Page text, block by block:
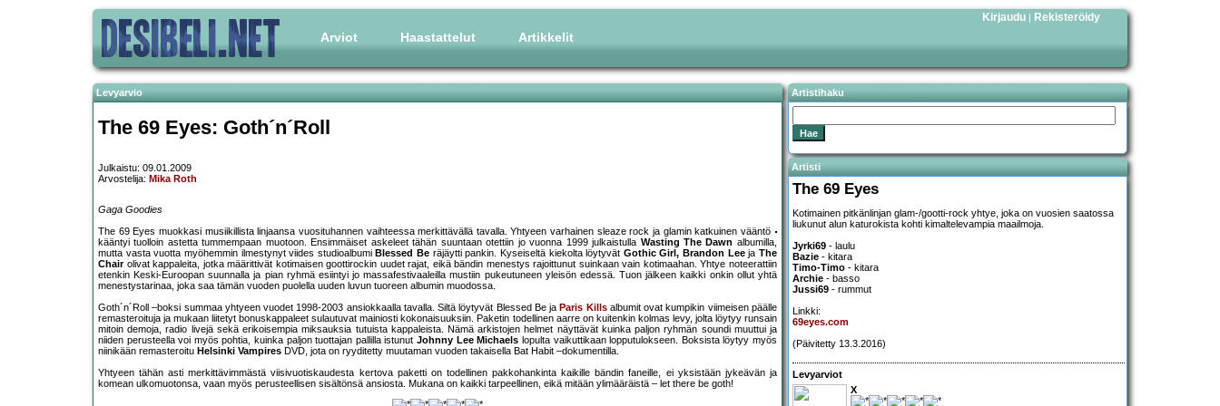
Arviot Haastattelut Artikkelit
Kirjaudu | Rekisteröidy
Levyarvio
The 69 Eyes: Goth´n´Roll
Julkaistu: 09.01.2009
Arvostelija: Mika Roth
Gaga Goodies
The 69 Eyes muokkasi musiikillista linjaansa vuosituhannen vaihteessa merkittävällä tavalla. Yhtyeen varhainen sleaze rock ja glamin katkuinen vääntö
kääntyi tuolloin astetta tummempaan muotoon. Ensimmäiset askeleet tähän suuntaan otettiin jo vuonna 1999 julkaistulla Wasting The Dawn albumilla,
mutta vasta vuotta myöhemmin ilmestynyt viides studioalbumi Blessed Be räjäytti pankin. Kyseiseltä kiekolta löytyvät Gothic Girl, Brandon Leeja The
Chairolivat kappaleita, jotka määrittivät kotimaisen goottirockin uudet rajat, eikä bändin menestys rajoittunut suinkaan vain kotimaahan. Yhtye noteerattiin
etenkin Keski-Euroopan suunnalla ja pian ryhmä esiintyi jo massafestivaaleilla mustiin pukeutuneen yleisön edessä. Tuon jälkeen kaikki onkin ollut yhtä
menestystarinaa, joka saa tämän vuoden puolella uuden luvun tuoreen albumin muodossa.
Goth´n´Roll –boksi summaa yhtyeen vuodet 1998-2003 ansiokkaalla tavalla. Siltä löytyvät Blessed Be ja Paris Killsalbumit ovat kumpikin viimeisen päälle
remasteroituja ja mukaan liitetyt bonuskappaleet sulautuvat mainiosti kokonaisuuksiin. Paketin todellinen aarre on kuitenkin kolmas levy, jolta löytyy runsain
mitoin demoja, radio livejä sekä erikoisempia miksauksia tutuista kappaleista. Nämä arkistojen helmet näyttävät kuinka paljon ryhmän soundi muuttui ja
niiden perusteella voi myös pohtia, kuinka paljon tuottajan pallilla istunutJohnny Lee Michaels lopulta vaikuttikaan lopputulokseen. Boksista löytyy myös
niinikään remasteroitu Helsinki Vampires DVD, jota on ryyditetty muutaman vuoden takaisella Bat Habit –dokumentilla.
Yhtyeen tähän asti merkittävimmästä viisivuotiskaudesta kertova paketti on todellinen pakkohankinta kaikille bändin faneille, ei yksistään jykeävän ja
komean ulkomuotonsa, vaan myös perusteellisen sisältönsä ansiosta. Mukana on kaikki tarpeellinen, eikä mitään ylimääräistä – let there be goth!
Artistihaku
Artisti
The 69 Eyes
Kotimainen pitkänlinjan glam-/gootti-rock yhtye, joka on vuosien saatossa
liukunut alun katurokista kohti kimaltelevampia maailmoja.
Jyrki69 - laulu
Bazie - kitara
Timo-Timo - kitara
Archie - basso
Jussi69 - rummut
Linkki:
69eyes.com
(Päivitetty 13.3.2016)
Levyarviot
X